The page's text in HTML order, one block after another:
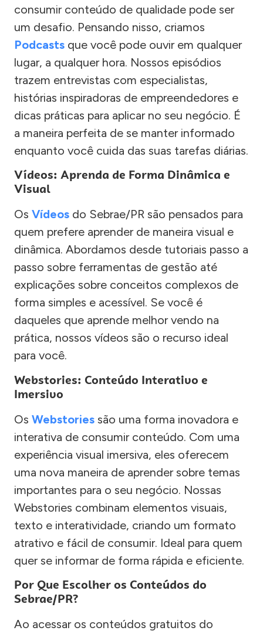
consumir conteúdo de qualidade pode ser
um desafio. Pensando nisso, criamos
Podcasts que você pode ouvir em qualquer
lugar, a qualquer hora. Nossos episódios
trazem entrevistas com especialistas,
histórias inspiradoras de empreendedores e
dicas práticas para aplicar no seu negócio. É
a maneira perfeita de se manter informado
enquanto você cuida das suas tarefas diárias.
Vídeos: Aprenda de Forma Dinâmica e
Visual
Os Vídeos do Sebrae/PR são pensados para
quem prefere aprender de maneira visual e
dinâmica. Abordamos desde tutoriais passo a
passo sobre ferramentas de gestão até
explicações sobre conceitos complexos de
forma simples e acessível. Se você é
daqueles que aprende melhor vendo na
prática, nossos vídeos são o recurso ideal
para você.
Webstories: Conteúdo Interativo e
Imersivo
Os Webstories são uma forma inovadora e
interativa de consumir conteúdo. Com uma
experiência visual imersiva, eles oferecem
uma nova maneira de aprender sobre temas
importantes para o seu negócio. Nossas
Webstories combinam elementos visuais,
texto e interatividade, criando um formato
atrativo e fácil de consumir. Ideal para quem
quer se informar de forma rápida e eficiente.
Por Que Escolher os Conteúdos do
Sebrae/PR?
Ao acessar os conteúdos gratuitos do